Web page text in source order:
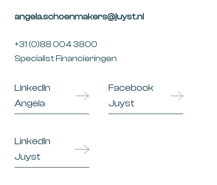
angela.schoenmakers@juyst.nl
+31 (0)88 004 3800
Specialist Financieringen
LinkedIn
Angela
LinkedIn
Juyst
Facebook
Juyst